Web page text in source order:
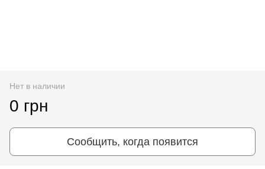
Нет в наличии
0 грн
Сообщить, когда появится